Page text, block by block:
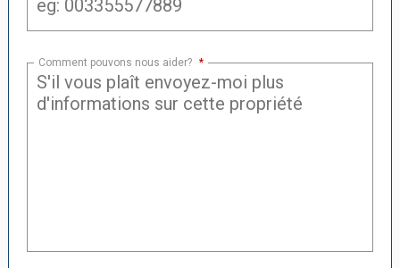
Comment pouvons nous aider? *